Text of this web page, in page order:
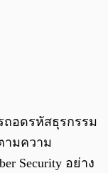
ถอดรหัสธุรกรรม
ามความ
Security อย่าง